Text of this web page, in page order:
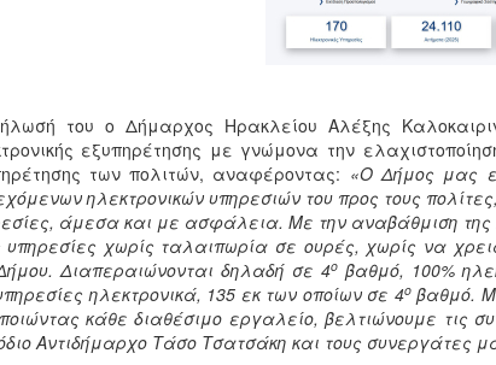
του ο Δήμαρχος Ηρακλείου Αλέξης
εξυπηρέτησης με γνώμονα την
των πολιτών, αναφέροντας: «Ο Δήμος μας
ηλεκτρονικών υπηρεσιών του προς τους
άμεσα και με ασφάλεια. Με την αναβάθμιση
υπηρεσίες χωρίς ταλαιπωρία σε ουρές, χωρίς να
Διαπεραιώνονται δηλαδή σε 4ο βαθμό, 100%
ηλεκτρονικά, 135 εκ των οποίων σε 4οβαθμό.
κάθε διαθέσιμο εργαλείο, βελτιώνουμε τις
Αντιδήμαρχο Τάσο Τσατσάκη και τους συνεργάτες